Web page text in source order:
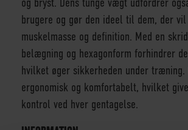
brugere og gør den ideel til dem, der vil
muskelmasse og definition. Med en
belægning og hexagonform forhindrer
hvilket øger sikkerheden under træning.
ergonomisk og komfortabelt, hvilket
kontrol ved hver gentagelse.